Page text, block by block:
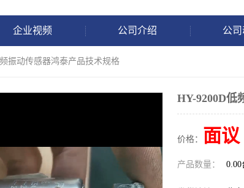
企业视频 公司介绍 公
振动传感器鸿泰产品技术规格
HY-9200D低
价格： 面议
产品数量： 0.00